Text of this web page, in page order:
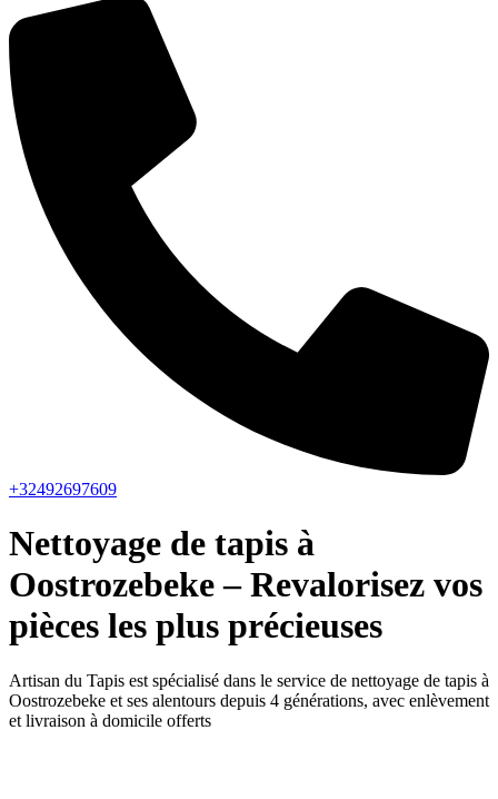
+32492697609
Nettoyage de tapis à
Oostrozebeke – Revalorisez vos
pièces les plus précieuses
Artisan du Tapis est spécialisé dans le service de nettoyage de tapis à
Oostrozebeke et ses alentours depuis 4 générations, avec enlèvement
et livraison à domicile offerts